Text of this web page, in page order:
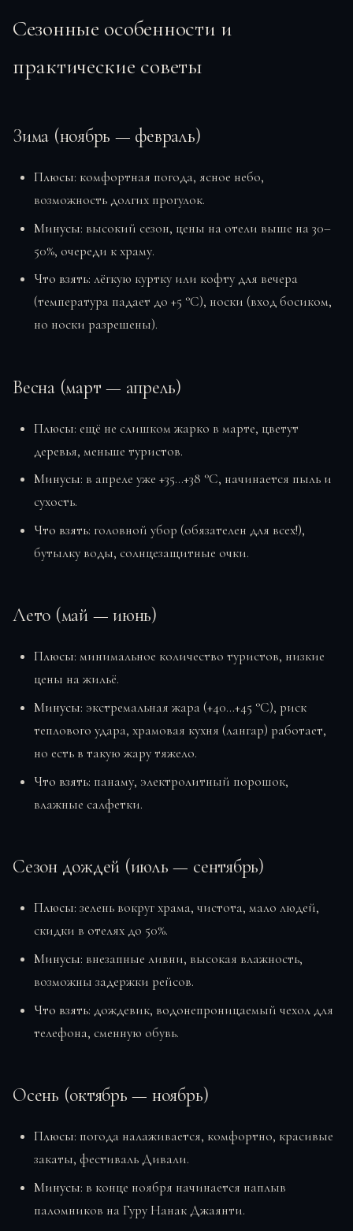
Сезонные особенности и
практические советы
Зима (ноябрь — февраль)
Плюсы: комфортная погода, ясное небо,
возможность долгих прогулок.
Минусы: высокий сезон, цены на отели выше на 30–
50%, очереди к храму.
Что взять: лёгкую куртку или кофту для вечера
(температура падает до +5 °C), носки (вход босиком,
но носки разрешены).
Весна (март — апрель)
Плюсы: ещё не слишком жарко в марте, цветут
деревья, меньше туристов.
Минусы: в апреле уже +35…+38 °C, начинается пыль и
сухость.
Что взять: головной убор (обязателен для всех!),
бутылку воды, солнцезащитные очки.
Лето (май — июнь)
Плюсы: минимальное количество туристов, низкие
цены на жильё.
Минусы: экстремальная жара (+40…+45 °C), риск
теплового удара, храмовая кухня (лангар) работает,
но есть в такую жару тяжело.
Что взять: панаму, электролитный порошок,
влажные салфетки.
Сезон дождей (июль — сентябрь)
Плюсы: зелень вокруг храма, чистота, мало людей,
скидки в отелях до 50%.
Минусы: внезапные ливни, высокая влажность,
возможны задержки рейсов.
Что взять: дождевик, водонепроницаемый чехол для
телефона, сменную обувь.
Осень (октябрь — ноябрь)
Плюсы: погода налаживается, комфортно, красивые
закаты, фестиваль Дивали.
Минусы: в конце ноября начинается наплыв
паломников на Гуру Нанак Джаянти.